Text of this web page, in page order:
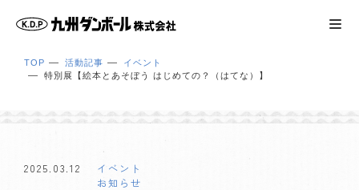
TOP 活動記事
イベント
特別展【絵本とあそぼう はじめての？（はてな）】
2025.03.12
イベント
お知らせ